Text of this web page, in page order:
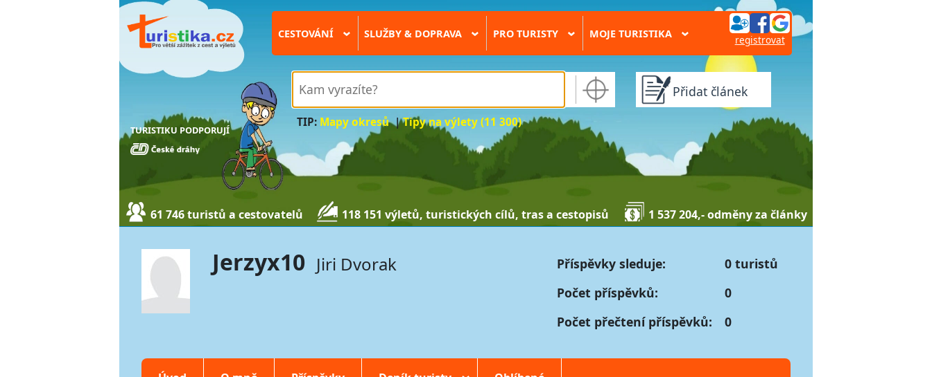
TURISTIKU PODPORUJÍ
CESTOVÁNÍ › SLUŽBY & DOPRAVA › PRO TURISTY › MOJE TURISTIKA › registrovat
TIP: Mapy okresů|Tipy na výlety (11 300)
Přidat článek
61 746 turistů a cestovatelů 118 151 výletů, turistických cílů, tras a cestopisů 1 537 204,- odměny za články
Jerzyx10 Jiri Dvorak Příspěvky sleduje:
0 turistů
Počet příspěvků:
0
Počet přečtení příspěvků:
0